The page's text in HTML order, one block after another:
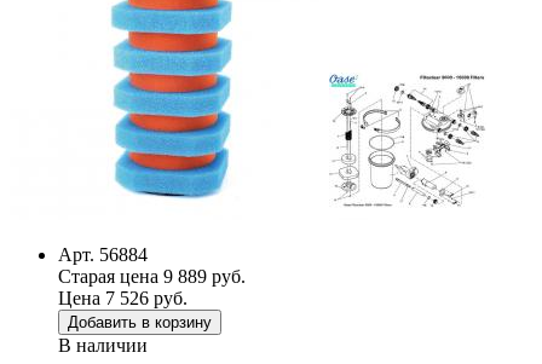
Арт. 56884
Старая цена 9 889 руб.
Цена 7 526 руб.
Добавить в корзину
В наличии